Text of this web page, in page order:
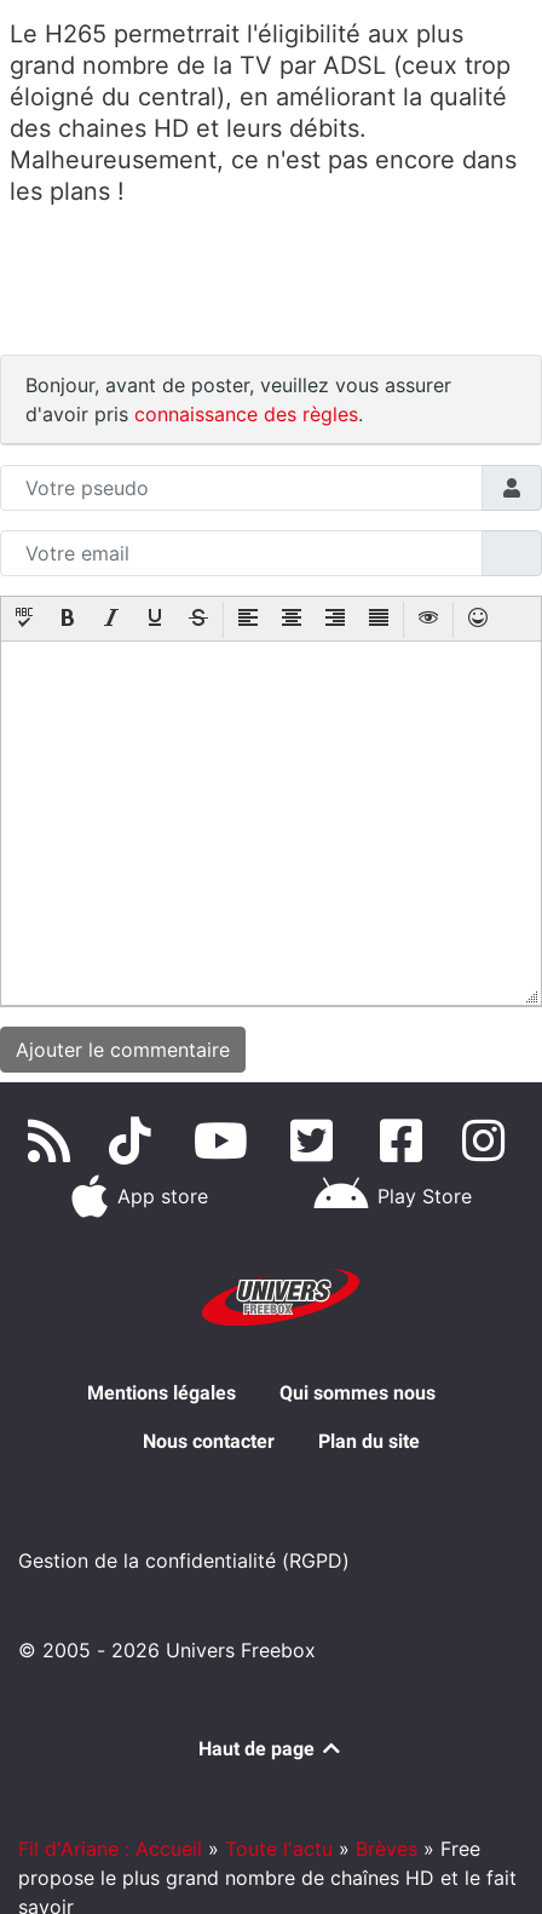
Le H265 permetrrait l'éligibilité aux plus
grand nombre de la TV par ADSL (ceux trop
éloigné du central), en améliorant la qualité
des chaines HD et leurs débits.
Malheureusement, ce n'est pas encore dans
les plans !
Bonjour, avant de poster, veuillez vous assurer
d'avoir pris connaissance des règles.
App store Play Store
Mentions légales Qui sommes nous
Nous contacter Plan du site
Gestion de la confidentialité (RGPD)
© 2005 - 2026 Univers Freebox
Haut de page
Fil d'Ariane : Accueil » Toute l'actu » Brèves » Free
propose le plus grand nombre de chaînes HD et le fait
savoir